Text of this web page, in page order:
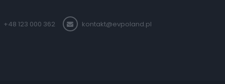
+48 123 000 362 kontakt@evpoland.pl